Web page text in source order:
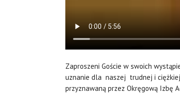
Zaproszeni Goście w swoich
uznanie dla naszej trudnej i ciężkiej
przyznawaną przez Okręgową Izbę